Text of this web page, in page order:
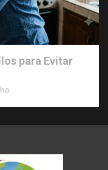
para Evitar